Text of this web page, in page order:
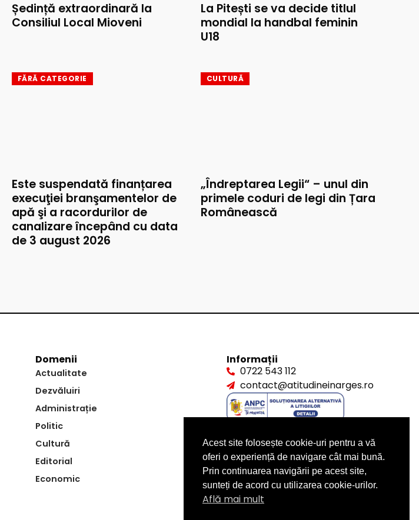
Ședință extraordinară la
Consiliul Local Mioveni
La Pitești se va decide titlul
mondial la handbal feminin
U18
FĂRĂ CATEGORIE
Este suspendată finanțarea
execuţiei branşamentelor de
apă şi a racordurilor de
canalizare începând cu data
de 3 august 2026
CULTURĂ
„Îndreptarea Legii“ – unul din
primele coduri de legi din Țara
Românească
Domenii
Actualitate
Dezvăluiri
Administrație
Politic
Cultură
Editorial
Economic
Informații
0722 543 112
contact@atitudineinarges.ro
Acest site folosește cookie-uri pentru a vă
oferi o experiență de navigare cât mai bună.
Prin continuarea navigării pe acest site,
sunteți de acord cu utilizarea cookie-urilor.
Află mai mult